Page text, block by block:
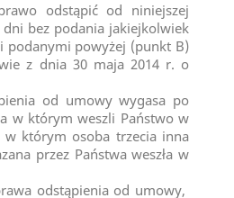
odstąpić od niniejszej
bez podania jakiejkolwiek
podanymi powyżej (punkt B)
z dnia 30 maja 2014 r. o
od umowy wygasa po
w którym weszli Państwo w
w którym osoba trzecia inna
przez Państwa weszła w
odstąpienia od umowy,